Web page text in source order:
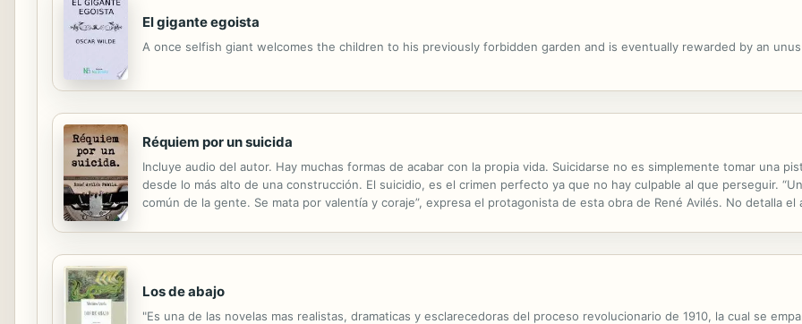
El gigante egoista
A once selfish giant welcomes the children to his previously forbidden garden and is eventually rewarded by an
Réquiem por un suicida
Incluye audio del autor. Hay muchas formas de acabar con la propia vida. Suicidarse no es simplemente tomar una
desde lo más alto de una construcción. El suicidio, es el crimen perfecto ya que no hay culpable al que perseguir.
común de la gente. Se mata por valentía y coraje”, expresa el protagonista de esta obra de René Avilés. No detalla
Los de abajo
"Es una de las novelas mas realistas, dramaticas y esclarecedoras del proceso revolucionario de 1910, la cual se